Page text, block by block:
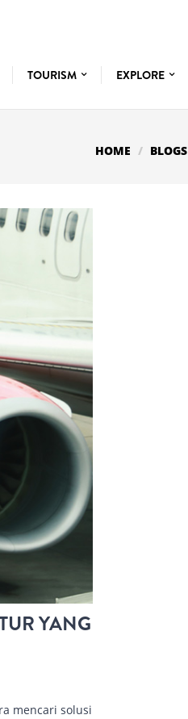
TOURISM EXPLORE
HOME BLOGS
YANG
mencari solusi